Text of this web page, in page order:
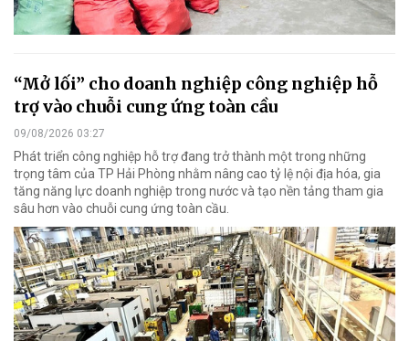
“Mở lối” cho doanh nghiệp công nghiệp hỗ
trợ vào chuỗi cung ứng toàn cầu
09/08/2026 03:27
Phát triển công nghiệp hỗ trợ đang trở thành một trong những
trọng tâm của TP Hải Phòng nhằm nâng cao tỷ lệ nội địa hóa, gia
tăng năng lực doanh nghiệp trong nước và tạo nền tảng tham gia
sâu hơn vào chuỗi cung ứng toàn cầu.